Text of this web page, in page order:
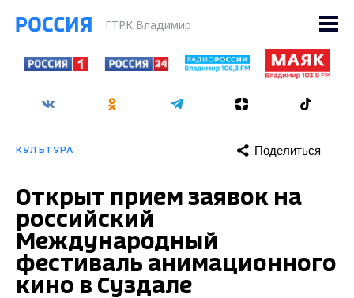
ГТРК Владимир
КУЛЬТУРА Поделиться
Открыт прием заявок на
российский
Международный
фестиваль анимационного
кино в Суздале